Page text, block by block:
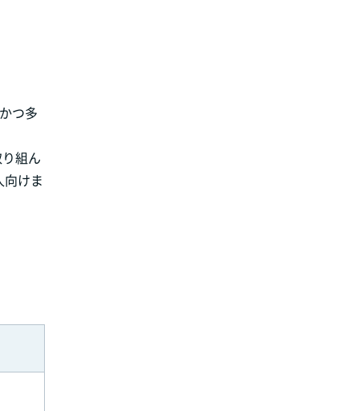
つ多
組ん
向けま